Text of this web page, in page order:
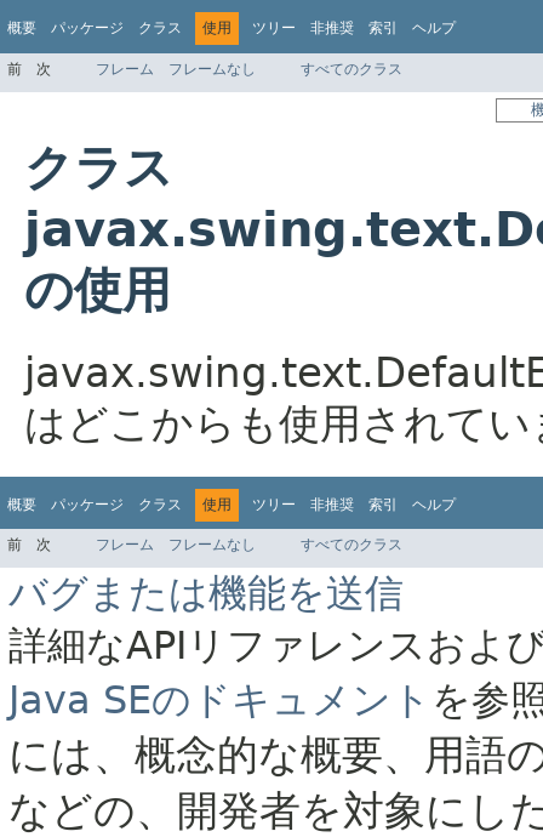
概要 パッケージ クラス 使用 ツリー 非推奨 索引 ヘルプ
前 次 フレーム フレームなし すべてのクラス
クラス
の使用
はどこからも使用されて
概要 パッケージ クラス 使用 ツリー 非推奨 索引 ヘルプ
前 次 フレーム フレームなし すべてのクラス
バグまたは機能を送信
詳細なAPIリファレンスおよ
Java SEのドキュメント を参
には、概念的な概要、用語
などの、開発者を対象にし